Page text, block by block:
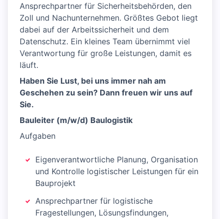
Ansprechpartner für Sicherheitsbehörden, den
Zoll und Nachunternehmen. Größtes Gebot liegt
dabei auf der Arbeitssicherheit und dem
Datenschutz. Ein kleines Team übernimmt viel
Verantwortung für große Leistungen, damit es
läuft.
Haben Sie Lust, bei uns immer nah am
Geschehen zu sein? Dann freuen wir uns auf
Sie.
Bauleiter (m/w/d) Baulogistik
Aufgaben
Eigenverantwortliche Planung, Organisation
und Kontrolle logistischer Leistungen für ein
Bauprojekt
Ansprechpartner für logistische
Fragestellungen, Lösungsfindungen,